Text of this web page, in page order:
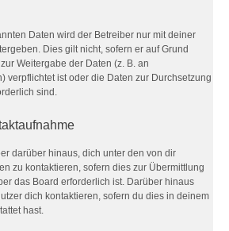
Daten wird der Betreiber nur mit deiner
Dies gilt nicht, sofern er auf Grund
Weitergabe der Daten (z. B. an
verpflichtet ist oder die Daten zur Durchsetzung
sind.
darüber hinaus, dich unter den von dir
zu kontaktieren, sofern dies zur Übermittlung
das Board erforderlich ist. Darüber hinaus
dich kontaktieren, sofern du dies in deinem
hast.